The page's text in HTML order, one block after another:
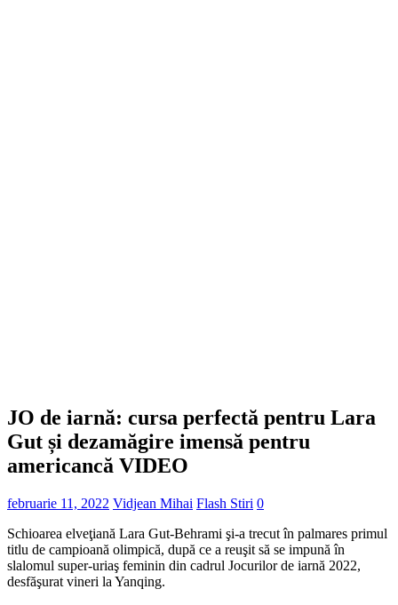
JO de iarnă: cursa perfectă pentru Lara
Gut și dezamăgire imensă pentru
americancă VIDEO
februarie 11, 2022 Vidjean Mihai Flash Stiri 0
Schioarea elveţiană Lara Gut-Behrami şi-a trecut în palmares primul
titlu de campioană olimpică, după ce a reuşit să se impună în
slalomul super-uriaş feminin din cadrul Jocurilor de iarnă 2022,
desfăşurat vineri la Yanqing.